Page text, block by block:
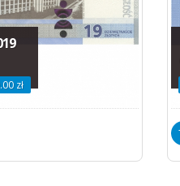
zł